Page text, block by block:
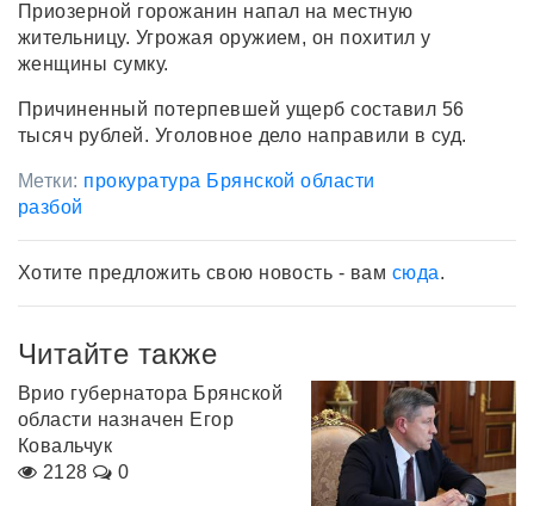
Приозерной горожанин напал на местную
жительницу. Угрожая оружием, он похитил у
женщины сумку.
Причиненный потерпевшей ущерб составил 56
тысяч рублей. Уголовное дело направили в суд.
Метки: прокуратура Брянской области
разбой
Хотите предложить свою новость - вам сюда.
Читайте также
Врио губернатора Брянской
области назначен Егор
Ковальчук
2128
0